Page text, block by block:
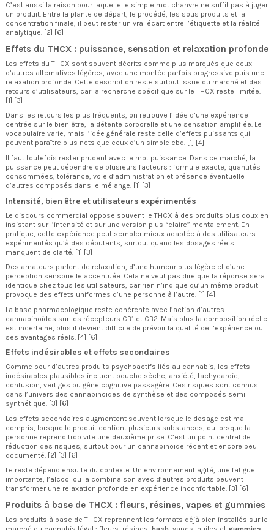
C’est aussi la raison pour laquelle le simple mot chanvre ne suffit pas à juger
un produit. Entre la plante de départ, le procédé, les sous produits et la
concentration finale, il peut rester un vrai écart entre l’étiquette et la réalité
analytique. [2] [6]
Effets du THCX : puissance, sensation et relaxation profonde
Les effets du THCX sont souvent décrits comme plus marqués que ceux
d’autres alternatives légères, avec une montée parfois progressive puis une
relaxation profonde. Cette description reste surtout issue du marché et des
retours d’utilisateurs, car la recherche spécifique sur le THCX reste limitée.
[1] [3]
Dans les retours les plus fréquents, on retrouve l’idée d’une expérience
centrée sur le bien être, la détente corporelle et une sensation amplifiée. Le
vocabulaire varie, mais l’idée générale reste celle d’effets puissants qui
peuvent paraître plus nets que ceux d’un simple cbd. [1] [4]
Il faut toutefois rester prudent avec le mot puissance. Dans ce marché, la
puissance peut dépendre de plusieurs facteurs : formule exacte, quantités
consommées, tolérance, voie d’administration et présence éventuelle
d’autres composés dans le mélange. [1] [3]
Intensité, bien être et utilisateurs expérimentés
Le discours commercial oppose souvent le THCX à des produits plus doux en
insistant sur l’intensité et sur une version plus “claire” mentalement. En
pratique, cette expérience peut sembler mieux adaptée à des utilisateurs
expérimentés qu’à des débutants, surtout quand les dosages réels
manquent de clarté. [1] [3]
Des amateurs parlent de relaxation, d’une humeur plus légère et d’une
perception sensorielle accentuée. Cela ne veut pas dire que la réponse sera
identique chez tous les utilisateurs, car rien n’indique qu’un même produit
provoque des effets uniformes d’une personne à l’autre. [1] [4]
La base pharmacologique reste cohérente avec l’action d’autres
cannabinoïdes sur les récepteurs CB1 et CB2. Mais plus la composition réelle
est incertaine, plus il devient difficile de prévoir la qualité de l’expérience ou
ses avantages réels. [4] [6]
Effets indésirables et effets secondaires
Comme pour d’autres produits psychoactifs liés au cannabis, les effets
indésirables plausibles incluent bouche sèche, anxiété, tachycardie,
confusion, vertiges ou gêne cognitive passagère. Ces risques sont connus
dans l’univers des cannabinoïdes de synthèse et des composés semi
synthétique. [3] [6]
Les effets secondaires augmentent souvent lorsque le dosage est mal
compris, lorsque le produit contient plusieurs substances, ou lorsque la
personne reprend trop vite une deuxième prise. C’est un point central de
réduction des risques, surtout pour un cannabinoïde récent et encore peu
documenté. [2] [3] [6]
Le reste dépend ensuite du contexte. Un environnement agité, une fatigue
importante, l’alcool ou la combinaison avec d’autres produits peuvent
transformer une relaxation profonde en expérience inconfortable. [3] [6]
Produits à base de THCX : fleurs, résines, vapes et gummies
Les produits à base de THCX reprennent les formats déjà bien installés sur le